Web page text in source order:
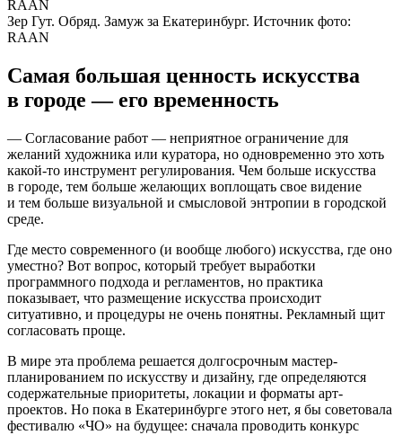
Зер Гут. Обряд. Замуж за Екатеринбург. Источник фото:
RAAN
Самая большая ценность искусства
в городе — его временность
— Согласование работ — неприятное ограничение для
желаний художника или куратора, но одновременно это хоть
какой-то инструмент регулирования. Чем больше искусства
в городе, тем больше желающих воплощать свое видение
и тем больше визуальной и смысловой энтропии в городской
среде.
Где место современного (и вообще любого) искусства, где оно
уместно? Вот вопрос, который требует выработки
программного подхода и регламентов, но практика
показывает, что размещение искусства происходит
ситуативно, и процедуры не очень понятны. Рекламный щит
согласовать проще.
В мире эта проблема решается долгосрочным мастер-
планированием по искусству и дизайну, где определяются
содержательные приоритеты, локации и форматы арт-
проектов. Но пока в Екатеринбурге этого нет, я бы советовала
фестивалю «ЧО» на будущее: сначала проводить конкурс